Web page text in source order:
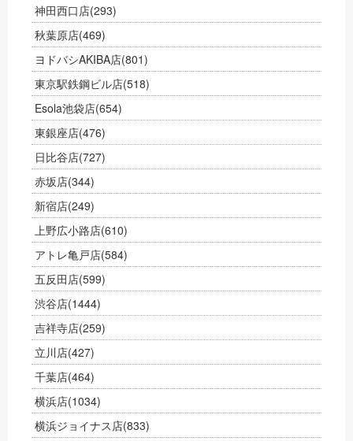
神田西口店(293)
秋葉原店(469)
ヨドバシAKIBA店(801)
東京駅鉄鋼ビル店(518)
Esola池袋店(654)
東銀座店(476)
日比谷店(727)
赤坂店(344)
新宿店(249)
上野広小路店(610)
アトレ亀戸店(584)
五反田店(599)
渋谷店(1444)
吉祥寺店(259)
立川店(427)
千葉店(464)
横浜店(1034)
横浜ジョイナス店(833)